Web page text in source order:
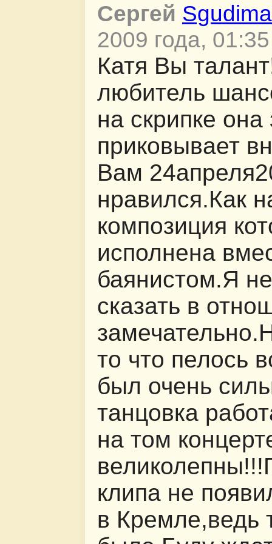
Сергей
2009 года, 01:35
Катя Вы
любитель
на скрипке
приковывает
Вам
нравился.Как
композиция
исполнена
баянистом.Я
сказать в
то что пелось
был очень
танцовка
на том
клипа не
в Кремле,ведь